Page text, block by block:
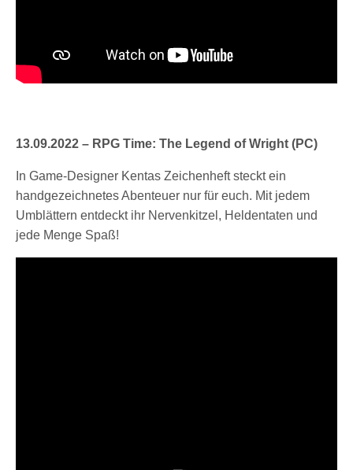
13.09.2022 – RPG Time: The Legend of Wright (PC)
In Game-Designer Kentas Zeichenheft steckt ein
handgezeichnetes Abenteuer nur für euch. Mit jedem
Umblättern entdeckt ihr Nervenkitzel, Heldentaten und
jede Menge Spaß!